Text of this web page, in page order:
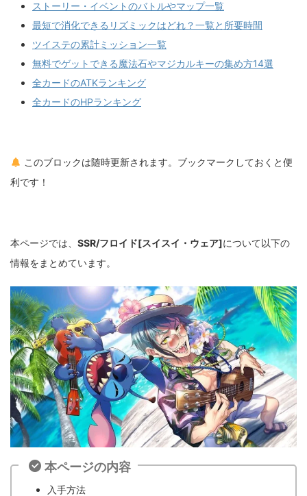
ストーリー・イベントのバトルやマップ一覧
最短で消化できるリズミックはどれ？一覧と所要時間
ツイステの累計ミッション一覧
無料でゲットできる魔法石やマジカルキーの集め方14選
全カードのATKランキング
全カードのHPランキング
このブロックは随時更新されます。ブックマークしておくと便
利です！
本ページでは、 SSR/フロイド[スイスイ・ウェア]について以下の
情報をまとめています。
本ページの内容
入手方法